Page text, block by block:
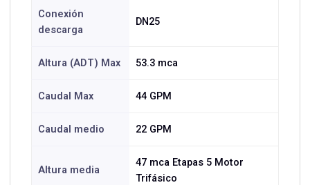
Conexión
descarga
DN25
Altura (ADT) Max 53.3 mca
Caudal Max 44 GPM
Caudal medio 22 GPM
Altura media
47 mca Etapas 5 Motor
Trifásico